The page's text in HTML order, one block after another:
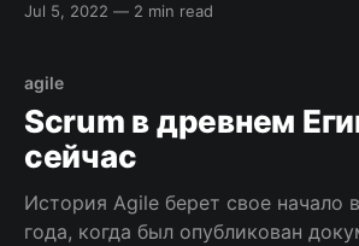
провал проекта с выбором
то все было бы хорошо. Скажу
люди ничего не понимают в
Jul 5, 2022 — 2 min read
agile
Scrum в древнем
сейчас
История Agile берет свое начало
года, когда был опубликован